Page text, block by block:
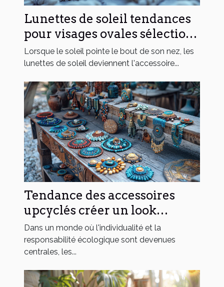
Lunettes de soleil tendances
pour visages ovales sélection
stratégique pour chaque
saison
Lorsque le soleil pointe le bout de son nez, les
lunettes de soleil deviennent l'accessoire...
Tendance des accessoires
upcyclés créer un look
unique avec un impact positif
Dans un monde où l'individualité et la
responsabilité écologique sont devenues
centrales, les...